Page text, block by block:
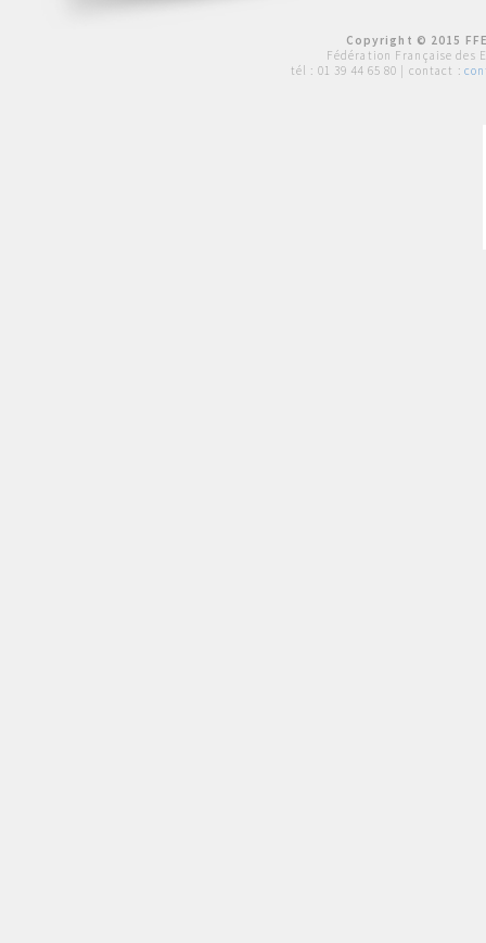
Copyright © 2015
Fédération Française des
tél : 01 39 44 65 80 | contact :